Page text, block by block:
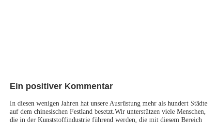
Ein positiver Kommentar
In diesen wenigen Jahren hat unsere Ausrüstung mehr als hundert Städte
auf dem chinesischen Festland besetzt.Wir unterstützen viele Menschen,
die in der Kunststoffindustrie führend werden, die mit diesem Bereich